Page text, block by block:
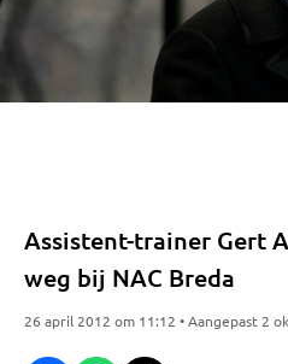
Assistent-trainer Gert
weg bij NAC Breda
26 april 2012 om 11:12 • Aangepast 2